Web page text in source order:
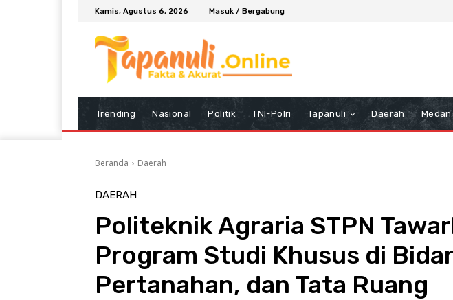
Kamis, Agustus 6, 2026 Masuk / Bergabung
Trending Nasional Politik TNI-Polri Tapanuli Daerah Medan
Beranda Daerah
DAERAH
Politeknik Agraria STPN
Program Studi Khusus di
Pertanahan, dan Tata Ruang